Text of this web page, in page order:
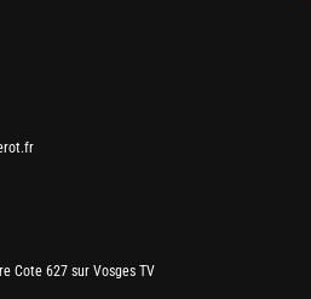
Cote 627 sur Vosges TV